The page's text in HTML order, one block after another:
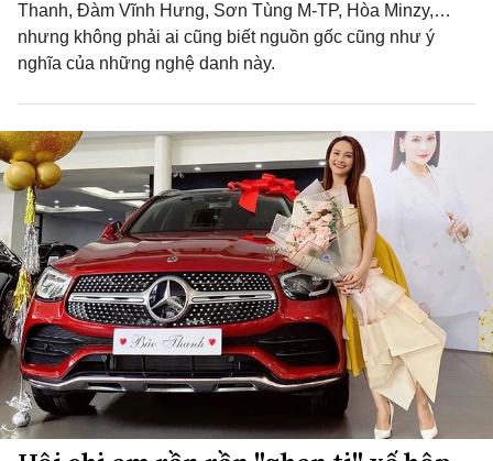
Thanh, Đàm Vĩnh Hưng, Sơn Tùng M-TP, Hòa Minzy,…
nhưng không phải ai cũng biết nguồn gốc cũng như ý
nghĩa của những nghệ danh này.